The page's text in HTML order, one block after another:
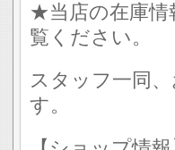
★当店の在庫情
覧ください。
スタッフ一同
す。